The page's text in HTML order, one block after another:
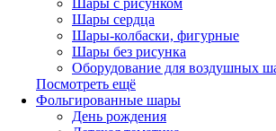
Шары сердца
Шары-колбаски, фигурные
Шары без рисунка
Оборудование для воздушных
Посмотреть ещё
Фольгированные шары
День рождения